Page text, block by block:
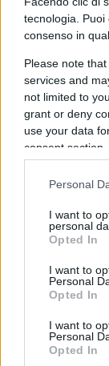
tecnologia.
consenso in
Please note
services and
not limited to
grant or deny
use your data
consent section.
Personal
I want to
personal
Opted In
I want to
Personal
Opted In
I want to
Personal
Opted In
dell’America
aveva
una
industrie
continuo calo
peso
entrati in
nazione”, ha
massa,
opportunità”.
Il petrolio è
Colombia